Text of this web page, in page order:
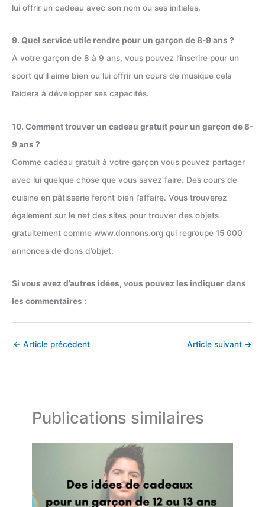
lui offrir un cadeau avec son nom ou ses initiales.
9. Quel service utile rendre pour un garçon de 8-9 ans ?
A votre garçon de 8 à 9 ans, vous pouvez l’inscrire pour un
sport qu’il aime bien ou lui offrir un cours de musique cela
l’aidera à développer ses capacités.
10. Comment trouver un cadeau gratuit pour un garçon de 8-
9 ans ?
Comme cadeau gratuit à votre garçon vous pouvez partager
avec lui quelque chose que vous savez faire. Des cours de
cuisine en pâtisserie feront bien l’affaire. Vous trouverez
également sur le net des sites pour trouver des objets
gratuitement comme www.donnons.org qui regroupe 15 000
annonces de dons d’objet.
Si vous avez d’autres idées, vous pouvez les indiquer dans
les commentaires :
← Article précédent Article suivant →
Publications similaires